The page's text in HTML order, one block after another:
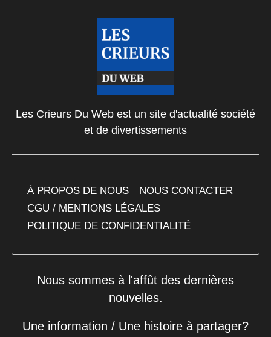
Les Crieurs Du Web est un site d'actualité société
et de divertissements
À PROPOS DE NOUS
NOUS CONTACTER
CGU / MENTIONS LÉGALES
POLITIQUE DE CONFIDENTIALITÉ
Nous sommes à l'affût des dernières
nouvelles.
Une information / Une histoire à partager?